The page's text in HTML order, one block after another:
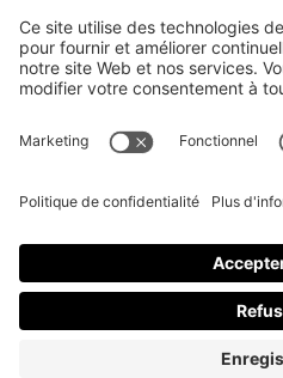
S'inscrire à mon
En m’inscrivant à